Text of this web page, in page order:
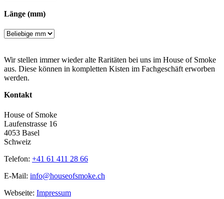
Länge (mm)
Wir stellen immer wieder alte Raritäten bei uns im House of Smoke
aus. Diese können in kompletten Kisten im Fachgeschäft erworben
werden.
Kontakt
House of Smoke
Laufenstrasse 16
4053 Basel
Schweiz
Telefon: +41 61 411 28 66
E-Mail: info@houseofsmoke.ch
Webseite: Impressum